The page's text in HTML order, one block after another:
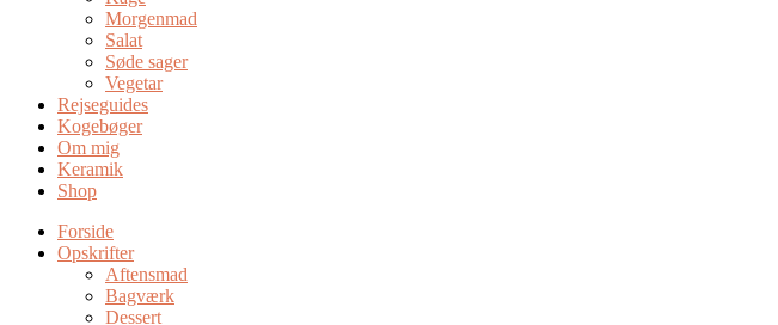
Morgenmad
Salat
Søde sager
Vegetar
Rejseguides
Kogebøger
Om mig
Keramik
Shop
Forside
Opskrifter
Aftensmad
Bagværk
Dessert